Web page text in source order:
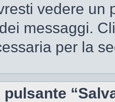
vedere un
messaggi.
per la
pulsante